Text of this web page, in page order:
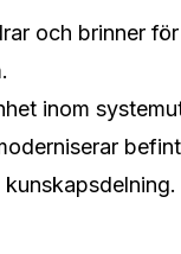
och brinner
inom